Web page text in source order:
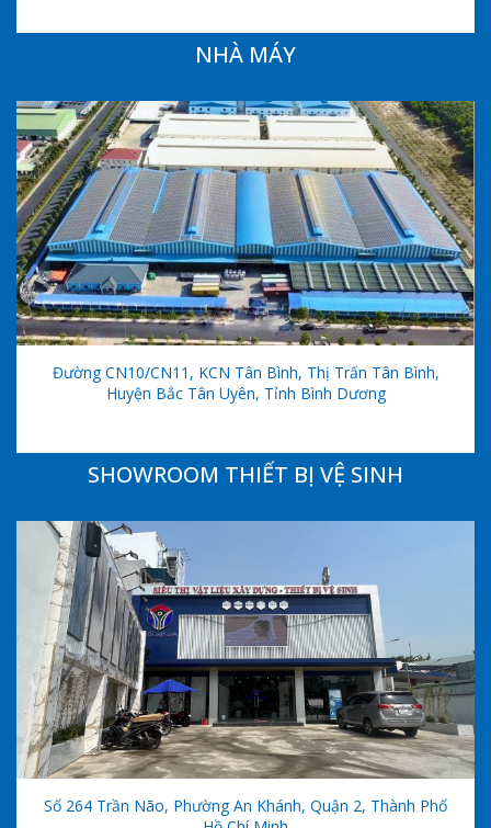
NHÀ MÁY
Đường CN10/CN11, KCN Tân Bình, Thị Trấn Tân Bình,
Huyện Bắc Tân Uyên, Tỉnh Bình Dương
SHOWROOM THIẾT BỊ VỆ SINH
Số 264 Trần Não, Phường An Khánh, Quận 2, Thành Phố